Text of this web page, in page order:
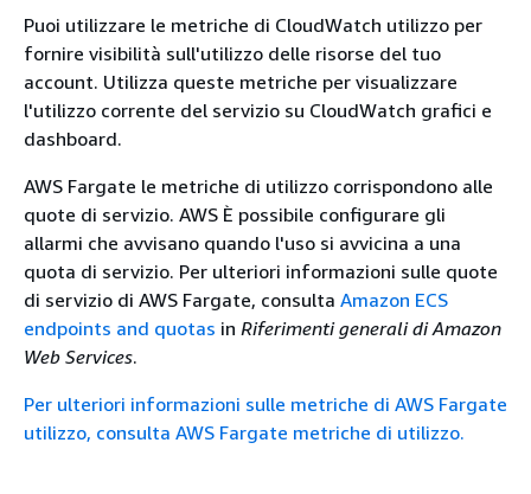
Puoi utilizzare le metriche di CloudWatch utilizzo per
fornire visibilità sull'utilizzo delle risorse del tuo
account. Utilizza queste metriche per visualizzare
l'utilizzo corrente del servizio su CloudWatch grafici e
dashboard.
AWS Fargate le metriche di utilizzo corrispondono alle
quote di servizio. AWS È possibile configurare gli
allarmi che avvisano quando l'uso si avvicina a una
quota di servizio. Per ulteriori informazioni sulle quote
di servizio di AWS Fargate, consulta Amazon ECS
endpoints and quotas in Riferimenti generali di Amazon
Web Services.
Per ulteriori informazioni sulle metriche di AWS Fargate
utilizzo, consulta AWS Fargate metriche di utilizzo.